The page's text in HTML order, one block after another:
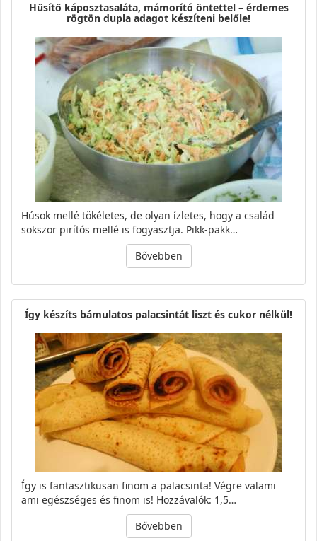
Hűsítő káposztasaláta, mámorító öntettel – érdemes
rögtön dupla adagot készíteni belőle!
Húsok mellé tökéletes, de olyan ízletes, hogy a család
sokszor pirítós mellé is fogyasztja. Pikk-pakk…
Bővebben
Így készíts bámulatos palacsintát liszt és cukor nélkül!
Így is fantasztikusan finom a palacsinta! Végre valami
ami egészséges és finom is! Hozzávalók: 1,5…
Bővebben